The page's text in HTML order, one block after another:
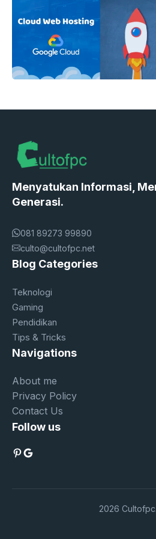
Menyatukan Informasi,
Generasi.
081 89273 99890
culto@cultofpc.net
Blog Categories
Teknologi
Gaming
Pendidikan
Tips & Tricks
Navigations
About me
Privacy Policy
Contact Us
Follow us
Pinterest
Google
2026